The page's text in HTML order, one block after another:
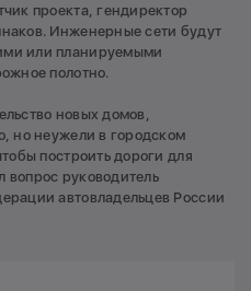
проекта, гендиректор
Инженерные сети будут
или планируемыми
полотно.
новых домов,
но неужели в городском
построить дороги для
руководитель
автовладельцев России